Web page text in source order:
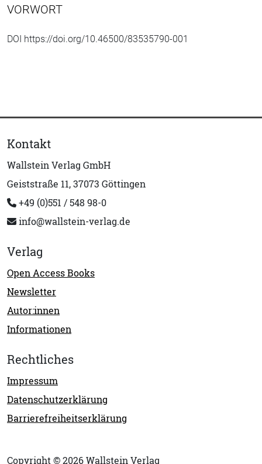
VORWORT
DOI https://doi.org/10.46500/83535790-001
Kontakt
Wallstein Verlag GmbH
Geiststraße 11, 37073 Göttingen
+49 (0)551 / 548 98-0
info@wallstein-verlag.de
Verlag
Open Access Books
Newsletter
Autor:innen
Informationen
Rechtliches
Impressum
Datenschutzerklärung
Barrierefreiheitserklärung
Copyright © 2026 Wallstein Verlag